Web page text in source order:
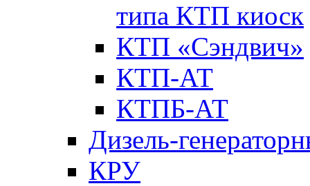
типа КТП киоск
КТП «Сэндвич»
КТП-АТ
КТПБ-АТ
Дизель-
КРУ